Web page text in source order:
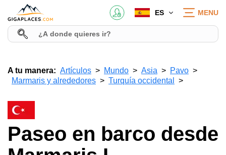
ES MENU
A tu manera: Artículos Mundo Asia
Pavo
Marmaris y alrededores
Turquía occidental
Paseo en barco desde